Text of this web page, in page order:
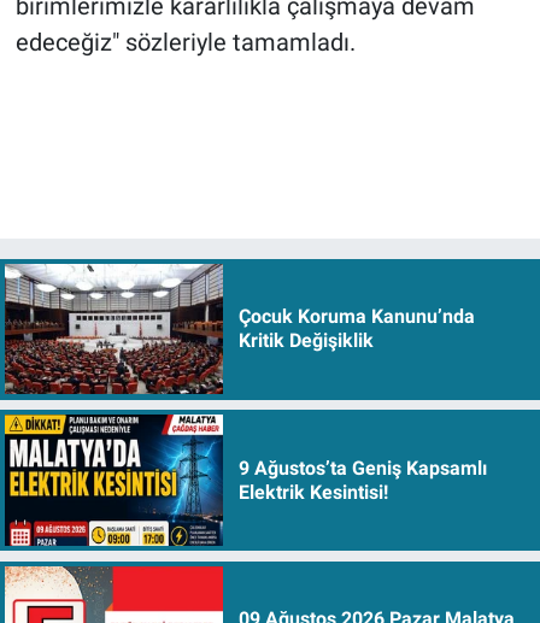
birimlerimizle kararlılıkla çalışmaya devam
edeceğiz" sözleriyle tamamladı.
Çocuk Koruma Kanunu’nda
Kritik Değişiklik
9 Ağustos’ta Geniş Kapsamlı
Elektrik Kesintisi!